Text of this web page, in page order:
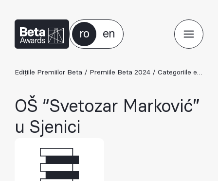
ro en
Edițiile Premiilor Beta / Premiile Beta 2024 / Categoriile ediției 2024
OŠ “Svetozar Marković”
u Sjenici